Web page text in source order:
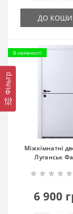
Фільтр
ДО
В наявності
Міжкімнатні
Луганськ
6 900